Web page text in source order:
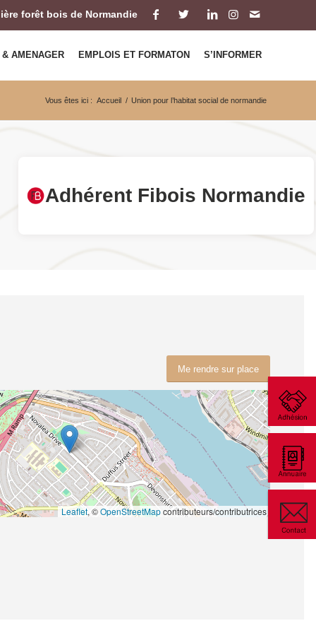
forêt bois de Normandie
AMENAGER EMPLOIS ET FORMATON S’INFORMER
Vous êtes ici : Accueil / Union pour l’habitat social de normandie
Adhérent Fibois Normandie
Me rendre sur place
Leaflet, ©OpenStreetMapcontributeurs/contributrices